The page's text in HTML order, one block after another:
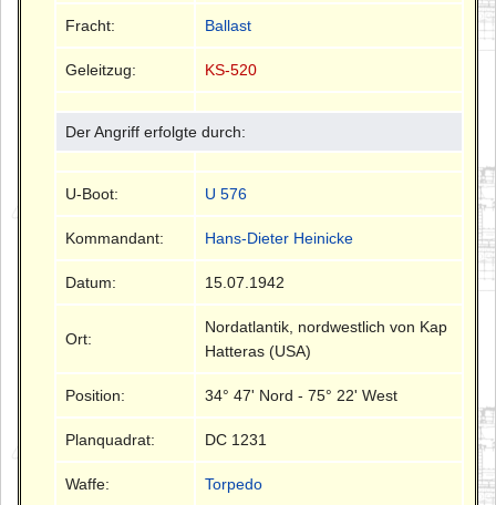
Fracht: Ballast
Geleitzug: KS-520
Der Angriff erfolgte durch:
U-Boot: U 576
Kommandant: Hans-Dieter Heinicke
Datum: 15.07.1942
Ort:
Nordatlantik, nordwestlich von Kap
Hatteras (USA)
Position: 34° 47' Nord - 75° 22' West
Planquadrat: DC 1231
Waffe: Torpedo